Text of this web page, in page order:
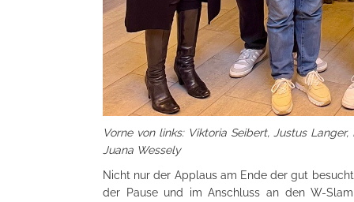
Vorne von links: Viktoria Seibert, Justus
Juana Wessely
Nicht nur der Applaus am Ende der gut
der Pause und im Anschluss an den W-